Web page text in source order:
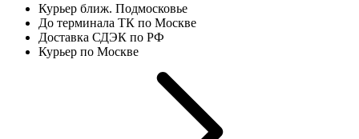
Курьер ближ. Подмосковье
До терминала ТК по Москве
Доставка СДЭК по РФ
Курьер по Москве